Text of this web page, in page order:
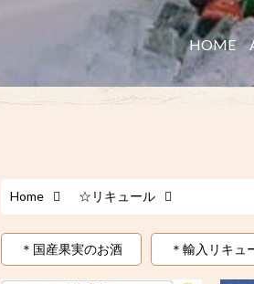
HOME
Home ☆リキュール
＊国産果実のお酒 ＊輸入リキュ